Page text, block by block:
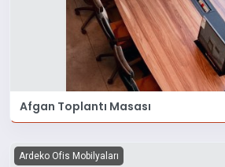
Afgan Toplantı Masası
Ardeko Ofis Mobilyaları